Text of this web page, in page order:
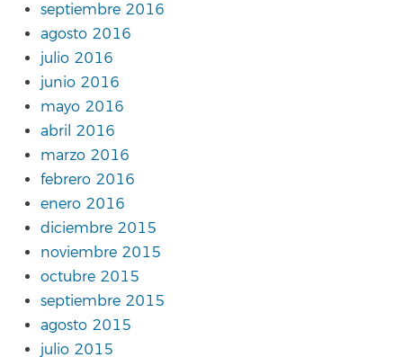
septiembre 2016
agosto 2016
julio 2016
junio 2016
mayo 2016
abril 2016
marzo 2016
febrero 2016
enero 2016
diciembre 2015
noviembre 2015
octubre 2015
septiembre 2015
agosto 2015
julio 2015